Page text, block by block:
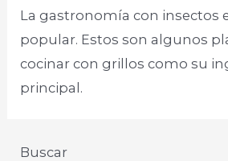
La gastronomía con insectos
popular. Estos son algunos
cocinar con grillos como su
principal.
Buscar